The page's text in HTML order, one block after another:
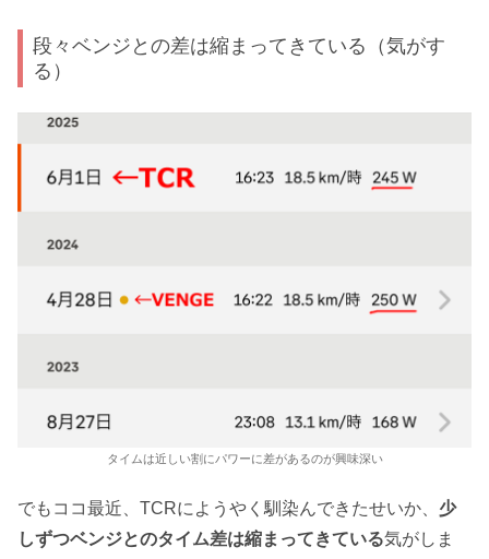
段々ベンジとの差は縮まってきている（気がす
る）
タイムは近しい割にパワーに差があるのが興味深い
でもココ最近、TCRにようやく馴染んできたせいか、 少
しずつベンジとのタイム差は縮まってきている気がしま